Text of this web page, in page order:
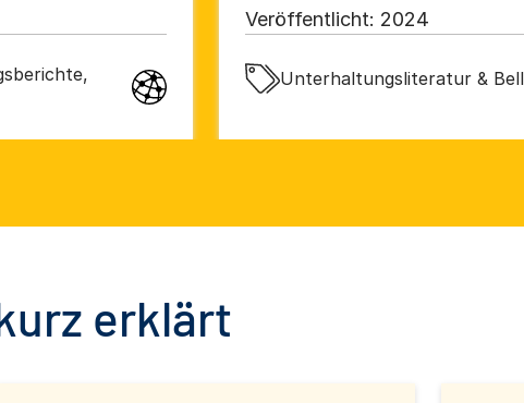
gegen
Veröffentlicht: 2024
Unterhaltungsliteratur &
erklärt